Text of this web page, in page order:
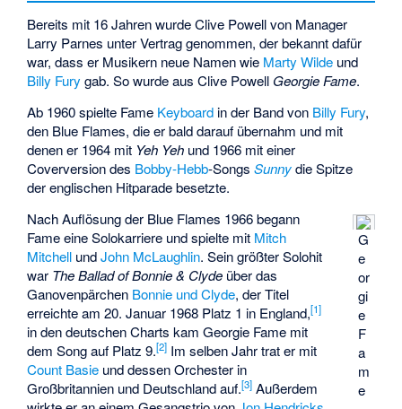
Bereits mit 16 Jahren wurde Clive Powell von Manager
Larry Parnes unter Vertrag genommen, der bekannt dafür
war, dass er Musikern neue Namen wie Marty Wilde und
Billy Fury gab. So wurde aus Clive Powell Georgie Fame.
Ab 1960 spielte Fame Keyboard in der Band von Billy Fury,
den Blue Flames, die er bald darauf übernahm und mit
denen er 1964 mit Yeh Yeh und 1966 mit einer
Coverversion des Bobby-Hebb-SongsSunnydie Spitze
der englischen Hitparade besetzte.
G
e
or
gi
e
F
a
m
e
Nach Auflösung der Blue Flames 1966 begann
Fame eine Solokarriere und spielte mit Mitch
Mitchell undJohn McLaughlin. Sein größter Solohit
war The Ballad of Bonnie & Clyde über das
Ganovenpärchen Bonnie und Clyde, der Titel
erreichte am 20. Januar 1968 Platz 1 in England,[1]
in den deutschen Charts kam Georgie Fame mit
dem Song auf Platz 9.[2] Im selben Jahr trat er mit
Count Basie und dessen Orchester in
Großbritannien und Deutschland auf.[3] Außerdem